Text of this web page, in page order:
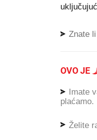
Znate
OVO JE
Imate
plaćamo.
Želite